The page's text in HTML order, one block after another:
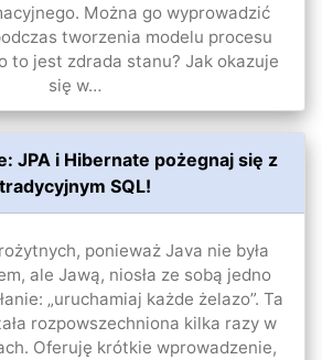
Można go wyprowadzić
tworzenia modelu procesu
to jest zdrada stanu? Jak okazuje
się w…
JPA i Hibernate pożegnaj się z
tradycyjnym SQL!
ponieważ Java nie była
ale Jawą, niosła ze sobą jedno
„uruchamiaj każde żelazo”. Ta
rozpowszechniona kilka razy w
Oferuję krótkie wprowadzenie,